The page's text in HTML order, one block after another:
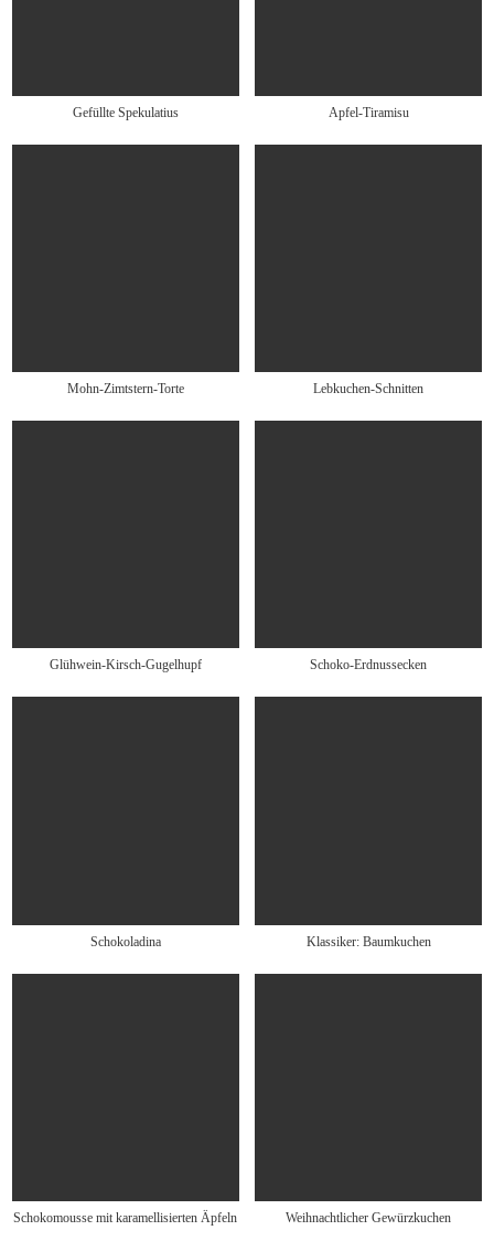
Gefüllte Spekulatius Apfel-Tiramisu
Mohn-Zimtstern-Torte Lebkuchen-Schnitten
Glühwein-Kirsch-Gugelhupf Schoko-Erdnussecken
Schokoladina Klassiker: Baumkuchen
Schokomousse mit karamellisierten Äpfeln Weihnachtlicher Gewürzkuchen